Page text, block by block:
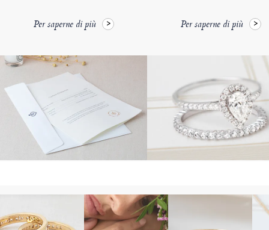
Per saperne di più Per saperne di più